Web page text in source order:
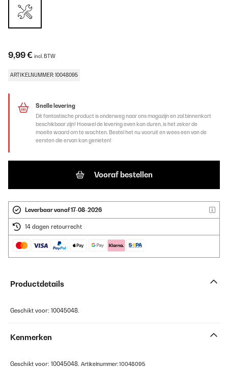
9,99 € incl. BTW
ARTIKELNUMMER: 10048095
Snelle levering
Dit fantastische product is onderweg naar ons magazijn en zal binnenkort
beschikbaar zijn! Hoewel de levering even kan duren, is het zeker de
moeite waard om te wachten. Bestel het nu vooruit en wees een van de
eersten die ervan kan genieten!
Vooraf bestellen
Leverbaar vanaf 17-08-2026
14 dagen retourrecht
Productdetails
Geschikt voor: 10045048.
Kenmerken
Geschikt voor: 10045048. Artikelnummer: 10048095